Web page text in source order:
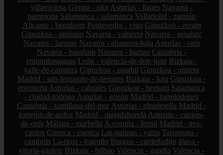
villaviciosa Girona - olot Asturias - llanes Navarra -
pamplona Salamanca - salamanca Valladolid - zaratán
Alicante - benidorm Pontevedra - vigo Gipuzkoa - zerain
Gipuzkoa - andoain Navarra - valtierra Navarra - gesalatz
Navarra - larraun Navarra - abaurrea-baja Asturias - onís
Navarra - barañain Navarra - baztan Cantabria -
entrambasaguas León - valencia-de-don-juan Bizkaia -
valle-de-carranza Gipuzkoa - usurbil Gipuzkoa - urnieta
Madrid - san-fernando-de-henares Bizkaia - loiu Gipuzkoa -
errenteria Asturias - cabrales Gipuzkoa - hernani Salamanca
- ciudad-rodrigo Asturias - gozón Madrid - torrelodones
Cantabria - santillana-del-mar Asturias - ribadesella Madrid -
torrejón-de-ardoz Madrid - majadahonda Asturias - cangas-
de-onís Málaga - marbella A-coruña - ferrol Madrid - tres-
cantos Cuenca - cuenca Las-palmas - yaiza Tarragona -
cambrils La-rioja - logroño Burgos - cardeñadijo álava -
vitoria-gasteiz Bizkaia - bilbao Valencia - gandia Valencia -